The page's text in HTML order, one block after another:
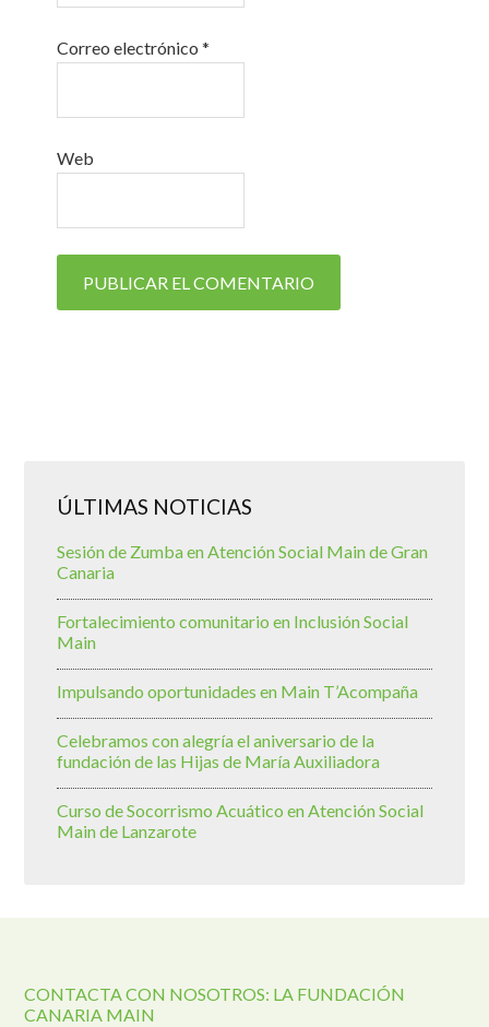
Correo electrónico*
Web
ÚLTIMAS NOTICIAS
Sesión de Zumba en Atención Social Main de Gran
Canaria
Fortalecimiento comunitario en Inclusión Social
Main
Impulsando oportunidades en Main T’Acompaña
Celebramos con alegría el aniversario de la
fundación de las Hijas de María Auxiliadora
Curso de Socorrismo Acuático en Atención Social
Main de Lanzarote
CONTACTA CON NOSOTROS: LA FUNDACIÓN
CANARIA MAIN